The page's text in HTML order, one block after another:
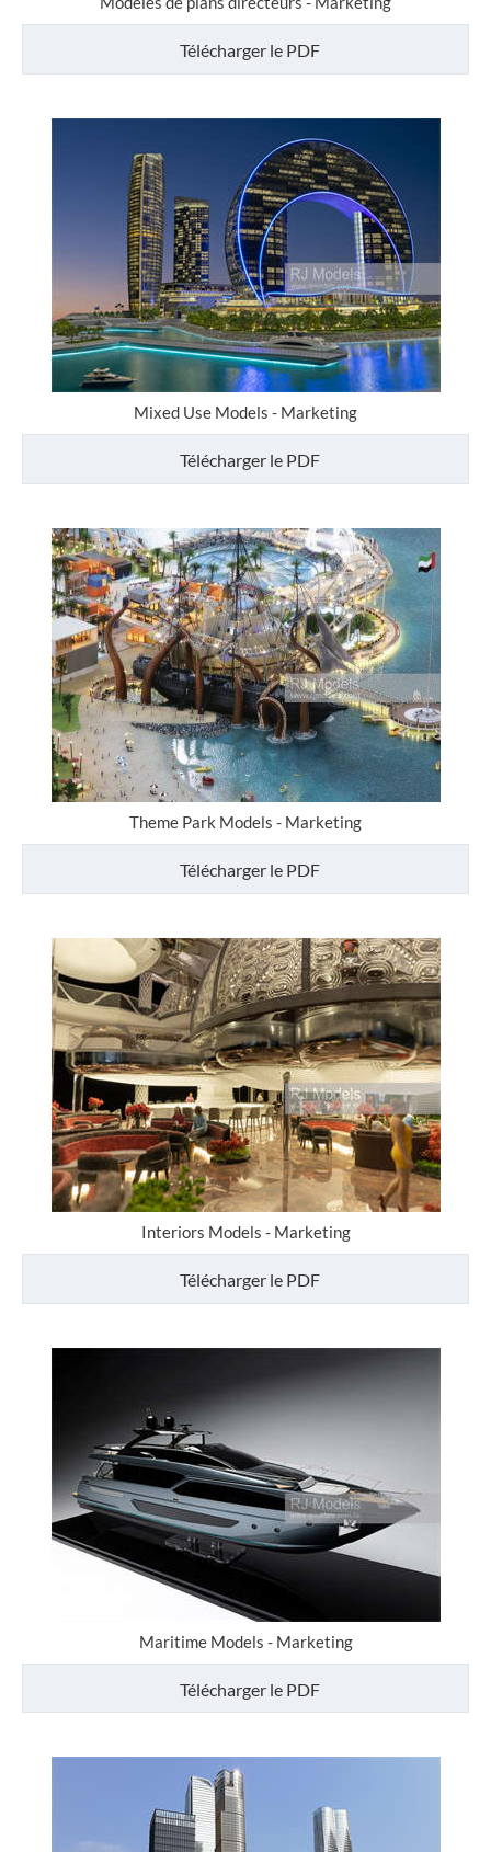
Télécharger le PDF
Mixed Use Models - Marketing
Télécharger le PDF
Theme Park Models - Marketing
Télécharger le PDF
Interiors Models - Marketing
Télécharger le PDF
Maritime Models - Marketing
Télécharger le PDF